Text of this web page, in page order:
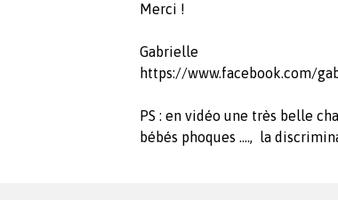
Merci !
Gabrielle
https://www.facebook.com/
PS : en vidéo une très belle
bébés phoques ...., la